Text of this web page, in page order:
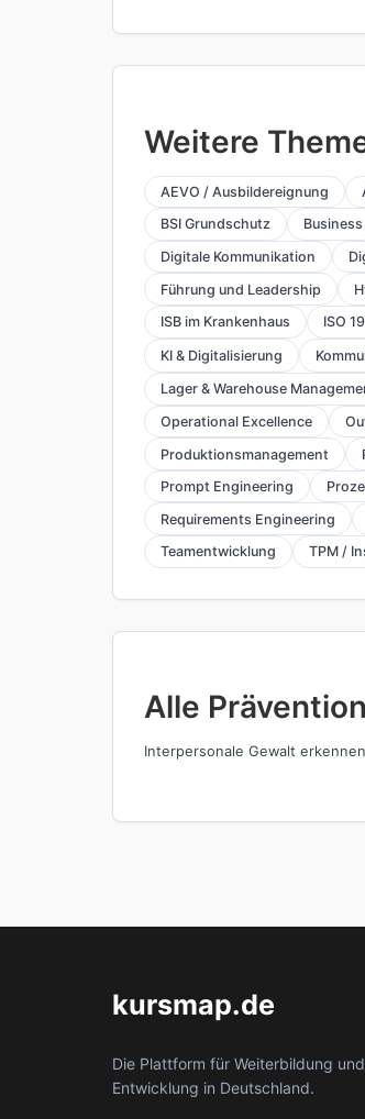
Weitere
AEVO / Ausbildereignung
BSI Grundschutz
Business
Digitale Kommunikation
Führung und Leadership
ISB im Krankenhaus
ISO
KI & Digitalisierung
Lager & Warehouse
Operational Excellence
Produktionsmanagement
Prompt Engineering
Requirements Engineering
Teamentwicklung
TPM /
Alle
Interpersonale Gewalt
kursmap.de
Die Plattform für Weiterbildung
Entwicklung in Deutschland.